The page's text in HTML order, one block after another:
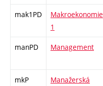
mak1PD
Makroekonomie
1
manPD Management
mkP
Manažerská